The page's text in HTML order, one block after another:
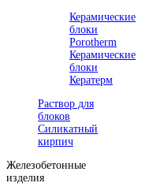
Керамические
блоки
Porotherm
Керамические
блоки
Кератерм
Раствор для
блоков
Силикатный
кирпич
Железобетонные
изделия